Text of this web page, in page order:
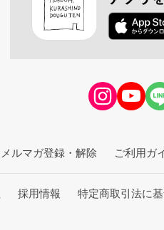
メルマガ登録・解除 ご利用ガ
採用情報 特定商取引法に